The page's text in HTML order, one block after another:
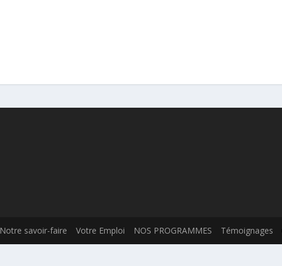
Notre savoir-faire Votre Emploi NOS PROGRAMMES Témoignages